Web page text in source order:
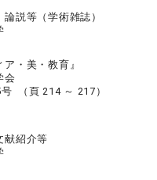
説等（学術雑誌）
・美・教育』
会
（頁 214 ～ 217）
献紹介等